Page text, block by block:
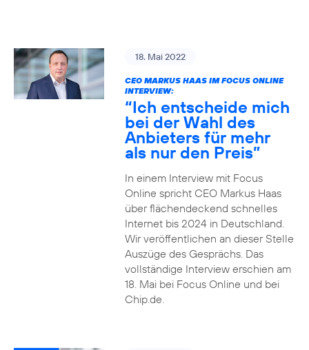
18. Mai 2022
CEO MARKUS HAAS IM FOCUS ONLINE
INTERVIEW:
“Ich entscheide mich
bei der Wahl des
Anbieters für mehr
als nur den Preis”
In einem Interview mit Focus
Online spricht CEO Markus Haas
über flächendeckend schnelles
Internet bis 2024 in Deutschland.
Wir veröffentlichen an dieser Stelle
Auszüge des Gesprächs. Das
vollständige Interview erschien am
18. Mai bei Focus Online und bei
Chip.de.